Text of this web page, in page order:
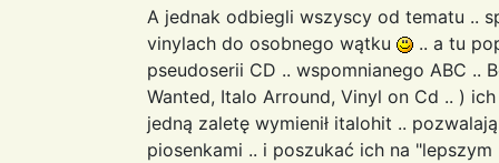
A jednak odbiegli wszyscy od tematu ..
vinylach do osobnego wątku
.. a tu
pseudoserii CD .. wspomnianego ABC ..
Wanted, Italo Arround, Vinyl on Cd .. )
jedną zaletę wymienił italohit ..
piosenkami .. i poszukać ich na